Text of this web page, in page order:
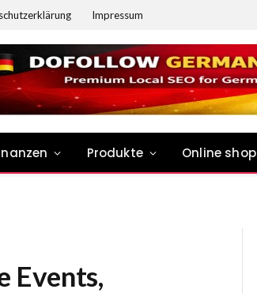
Impressum
Produkte Online shop
Events,